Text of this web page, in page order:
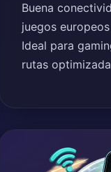
Buena
juegos
Ideal para
rutas